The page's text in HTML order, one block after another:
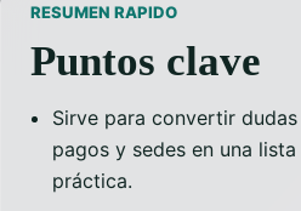
RESUMEN RAPIDO
Puntos clave
Sirve para convertir
pagos y sedes en una
práctica.